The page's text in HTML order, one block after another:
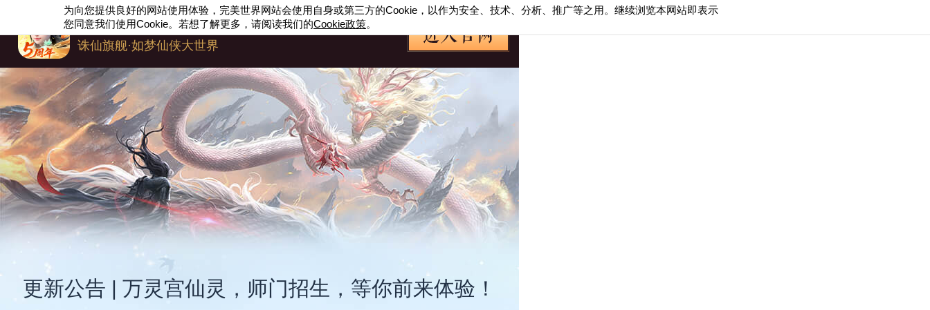
更新公告 | 万灵宫仙灵，师门招生，等你前来体验！
为向您提供良好的网站使用体验，完美世界网站会使用自身或第三方的Cookie ，以作为安全、技术、分析、推广等之用。继续浏览本网站即表示
您同意我们使用Cookie。若想了解更多，请阅读我们的Cookie政策。
梦幻新诛仙
诛仙旗舰·如梦仙侠大世界